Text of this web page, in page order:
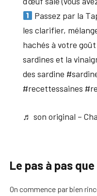
Passez par la
les clarifier,
hachés à votre
sardines et la
des sardine
#recettessaines
♬ son original –
Le pas à pas
On commence par bien